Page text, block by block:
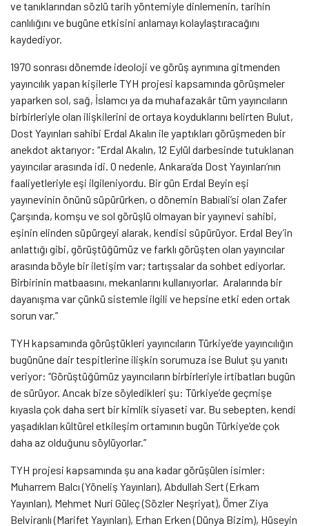
ve tanıklarından sözlü tarih yöntemiyle dinlemenin, tarihin
canlılığını ve bugüne etkisini anlamayı kolaylaştıracağını
kaydediyor.
1970 sonrası dönemde ideoloji ve görüş ayrımına gitmenden
yayıncılık yapan kişilerle TYH projesi kapsamında görüşmeler
yaparken sol, sağ, İslamcı ya da muhafazakâr tüm yayıncıların
birbirleriyle olan ilişkilerini de ortaya koyduklarını belirten Bulut,
Dost Yayınları sahibi Erdal Akalın ile yaptıkları görüşmeden bir
anekdot aktarıyor: “Erdal Akalın, 12 Eylül darbesinde tutuklanan
yayıncılar arasında idi. O nedenle, Ankara’da Dost Yayınları’nın
faaliyetleriyle eşi ilgileniyordu. Bir gün Erdal Beyin eşi
yayınevinin önünü süpürürken, o dönemin Babıali’si olan Zafer
Çarşında, komşu ve sol görüşlü olmayan bir yayınevi sahibi,
eşinin elinden süpürgeyi alarak, kendisi süpürüyor. Erdal Bey’in
anlattığı gibi, görüştüğümüz ve farklı görüşten olan yayıncılar
arasında böyle bir iletişim var; tartışsalar da sohbet ediyorlar.
Birbirinin matbaasını, mekanlarını kullanıyorlar. Aralarında bir
dayanışma var çünkü sistemle ilgili ve hepsine etki eden ortak
sorun var.”
TYH kapsamında görüştükleri yayıncıların Türkiye’de yayıncılığın
bugününe dair tespitlerine ilişkin sorumuza ise Bulut şu yanıtı
veriyor: “Görüştüğümüz yayıncıların birbirleriyle irtibatları bugün
de sürüyor. Ancak bize söyledikleri şu: Türkiye’de geçmişe
kıyasla çok daha sert bir kimlik siyaseti var. Bu sebepten, kendi
yaşadıkları kültürel etkileşim ortamının bugün Türkiye’de çok
daha az olduğunu söylüyorlar.”
TYH projesi kapsamında şu ana kadar görüşülen isimler:
Muharrem Balcı (Yöneliş Yayınları), Abdullah Sert (Erkam
Yayınları), Mehmet Nuri Güleç (Sözler Neşriyat), Ömer Ziya
Belviranlı (Marifet Yayınları), Erhan Erken (Dünya Bizim), Hüseyin